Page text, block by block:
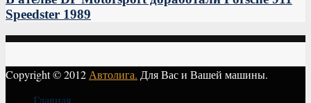
Speedster 1989
Copyright © 2012 Автолига. Для Вас и Вашей машины.
Главная